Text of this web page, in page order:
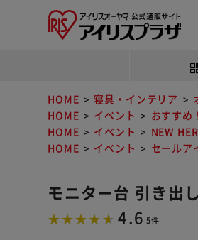
HOME 寝具・インテリア
HOME
イベント おすすめ！
HOME
イベント NEW
HOME
イベント セールア
モニター台 引き出
4.6 5件